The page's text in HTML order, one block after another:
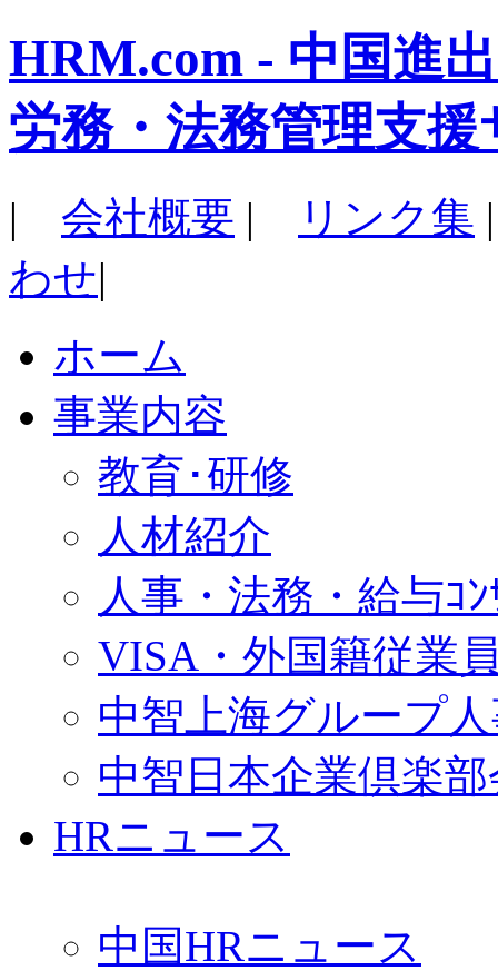
HRM.com - 中国進
労務・法務管理支援
| 会社概要 | リンク集
わせ|
ホーム
事業内容
教育･研修
人材紹介
人事・法務・給与ｺﾝ
VISA・外国籍従業
中智上海グループ
中智日本企業倶楽
HRニュース
中国HRニュース